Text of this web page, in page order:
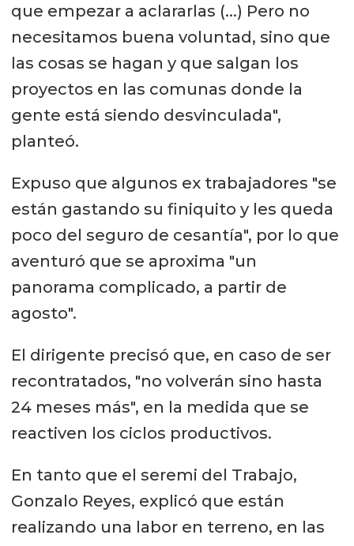
que empezar a aclararlas (...) Pero no
necesitamos buena voluntad, sino que
las cosas se hagan y que salgan los
proyectos en las comunas donde la
gente está siendo desvinculada",
planteó.
Expuso que algunos ex trabajadores "se
están gastando su finiquito y les queda
poco del seguro de cesantía", por lo que
aventuró que se aproxima "un
panorama complicado, a partir de
agosto".
El dirigente precisó que, en caso de ser
recontratados, "no volverán sino hasta
24 meses más", en la medida que se
reactiven los ciclos productivos.
En tanto que el seremi del Trabajo,
Gonzalo Reyes, explicó que están
realizando una labor en terreno, en las